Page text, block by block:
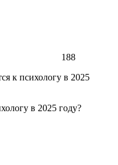
188
в 2025 году?